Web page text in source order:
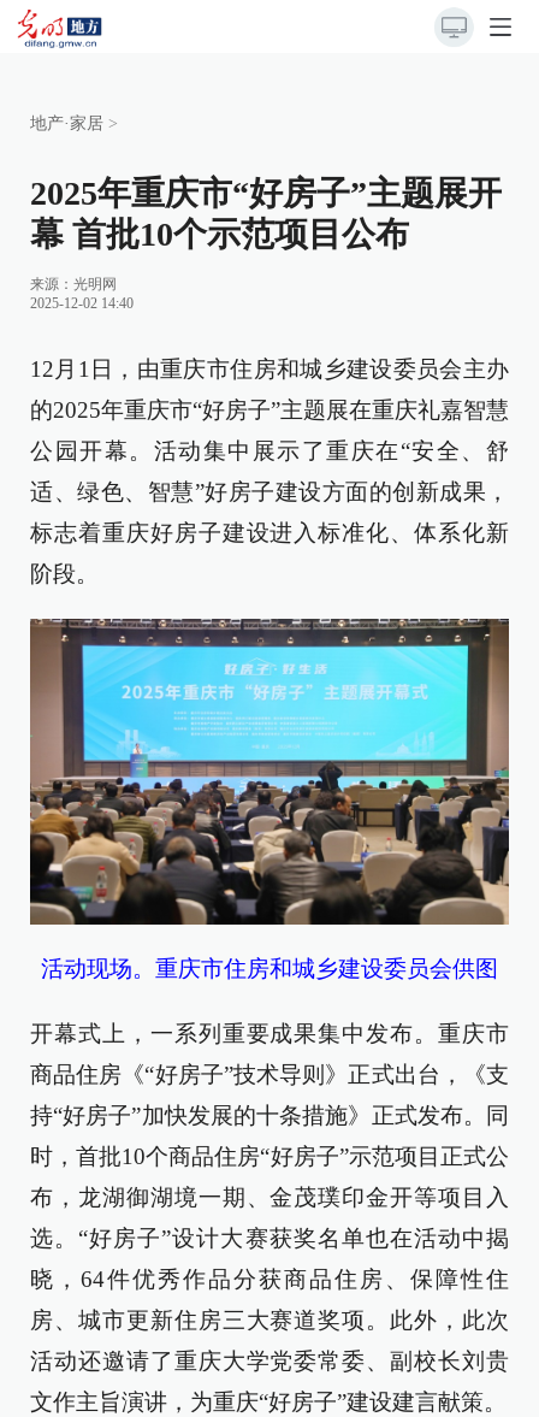
地产·家居 >
2025年重庆市“好房子”主题展开
幕 首批10个示范项目公布
来源： 光明网
2025-12-02 14:40
12月1日，由重庆市住房和城乡建设委员会主办
的2025年重庆市“好房子”主题展在重庆礼嘉智慧
公园开幕。活动集中展示了重庆在“安全、舒
适、绿色、智慧”好房子建设方面的创新成果，
标志着重庆好房子建设进入标准化、体系化新
阶段。
活动现场。重庆市住房和城乡建设委员会供图
开幕式上，一系列重要成果集中发布。重庆市
商品住房《“好房子”技术导则》正式出台，《支
持“好房子”加快发展的十条措施》正式发布。同
时，首批10个商品住房“好房子”示范项目正式公
布，龙湖御湖境一期、金茂璞印金开等项目入
选。“好房子”设计大赛获奖名单也在活动中揭
晓，64件优秀作品分获商品住房、保障性住
房、城市更新住房三大赛道奖项。此外，此次
活动还邀请了重庆大学党委常委、副校长刘贵
文作主旨演讲，为重庆“好房子”建设建言献策。